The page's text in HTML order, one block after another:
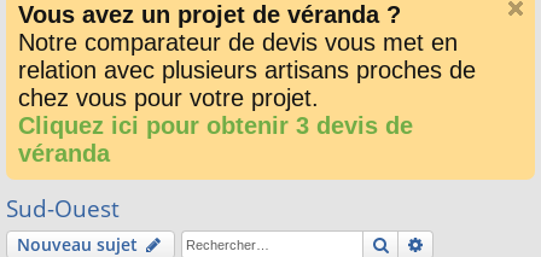
ci s
Vous avez un projet de véranda ?
Notre comparateur de devis vous met en
relation avec plusieurs artisans proches de
chez vous pour votre projet.
Cliquez ici pour obtenir 3 devis de
véranda
Sud-Ouest
Nouveau sujet Rechercher